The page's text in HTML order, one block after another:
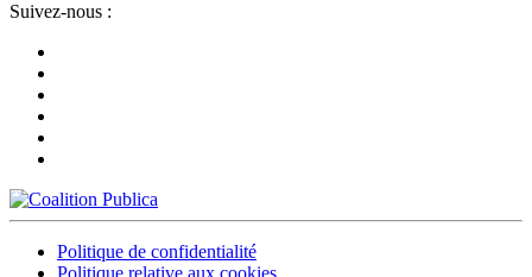
Suivez-nous :
Politique de confidentialité